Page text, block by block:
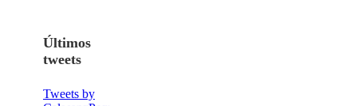
Últimos
tweets
Tweets by